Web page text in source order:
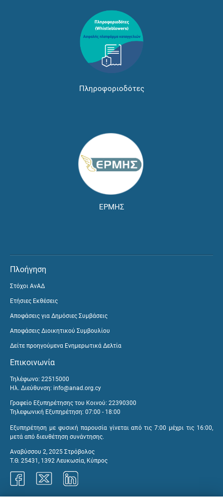
Πληροφοριοδότες
ΕΡΜΗΣ
Πλοήγηση
Στόχοι ΑνΑΔ
Ετήσιες Εκθέσεις
Αποφάσεις για Δημόσιες Συμβάσεις
Αποφάσεις Διοικητικού Συμβουλίου
Δείτε προηγούμενα Ενημερωτικά Δελτία
Επικοινωνία
Τηλέφωνο: 22515000
Ηλ. Διεύθυνση: info@anad.org.cy
Γραφείο Εξυπηρέτησης του Κοινού: 22390300
Τηλεφωνική Εξυπηρέτηση: 07:00 - 18:00
Εξυπηρέτηση με φυσική παρουσία γίνεται από τις 7:00 μέχρι τις 16:00,
μετά από διευθέτηση συνάντησης.
Αναβύσσου 2, 2025 Στρόβολος
Τ.Θ. 25431, 1392 Λευκωσία, Κύπρος